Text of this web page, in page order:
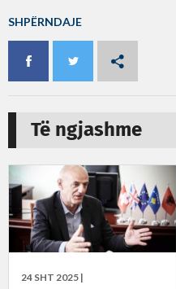
SHPËRNDAJE
Të ngjashme
24 SHT 2025 |